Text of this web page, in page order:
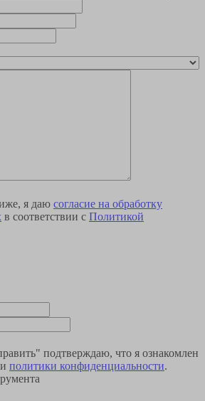
я даю согласие на обработку
в соответствии с Политикой
подтверждаю, что я ознакомлен
политики конфиденциальности.